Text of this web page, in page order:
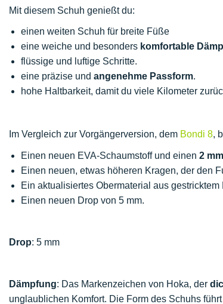
Mit diesem Schuh genießt du:
einen weiten Schuh für breite Füße
eine weiche und besonders komfortable
flüssige und luftige Schritte.
eine präzise und angenehme Passform.
hohe Haltbarkeit, damit du viele Kilometer
Im Vergleich zur Vorgängerversion, dem Bondi 8,
Einen neuen EVA-Schaumstoff und einen 2
Einen neuen, etwas höheren Kragen, der den
Ein aktualisiertes Obermaterial aus
Einen neuen Drop von 5 mm.
Drop: 5 mm
Dämpfung: Das Markenzeichen von Hoka, der
unglaublichen Komfort. Die Form des Schuhs